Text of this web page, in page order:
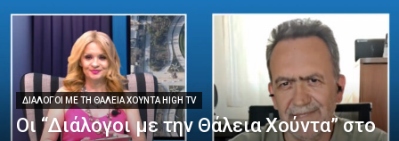
ΔΙΆΛΟΓΟΙ ΜΕ ΤΗ ΘΆΛΕΙΑ ΧΟΎΝΤΑ HIGH TV
Οι “Διάλογοι με την Θάλεια Χούντα” στο